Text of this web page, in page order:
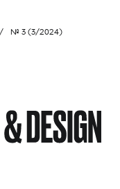
№ 3 (3/2024)